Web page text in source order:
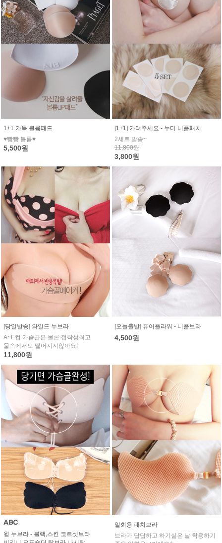
1+1 가득 볼륨패드
♥빵빵 볼륨♥
5,500원
[1+1] 가려주세요 - 누디 니플패치
2세트 발송~
11,800원
3,800원
[당일발송] 와일드 누브라
A~E컵 가슴골은 물론 접착성최고
물속에서도 떨어지지않아요!
11,800원
[오늘출발] 퓨어플라워 - 니플브라
4,500원
윙 누브라 - 블랙,스킨 코르셋브라
일회용 패치브라
브라가 답답하고 하기싫은 날 착용하기